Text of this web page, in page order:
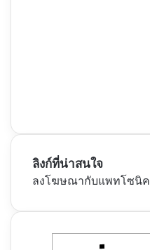
ลิงก์ที่น่าสนใจ
ลงโฆษณากับแพทโซนิค